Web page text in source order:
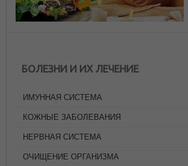
БОЛЕЗНИ И ИХ ЛЕЧЕНИЕ
ИМУННАЯ СИСТЕМА
КОЖНЫЕ ЗАБОЛЕВАНИЯ
НЕРВНАЯ СИСТЕМА
ОЧИЩЕНИЕ ОРГАНИЗМА